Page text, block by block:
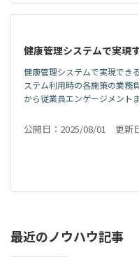
健康管理システムで実現
健康管理システムで実現でき
ステム利用時の各施策の業務
から従業員エンゲージメント
公開日：2025/08/01 更新
最近のノウハウ記事